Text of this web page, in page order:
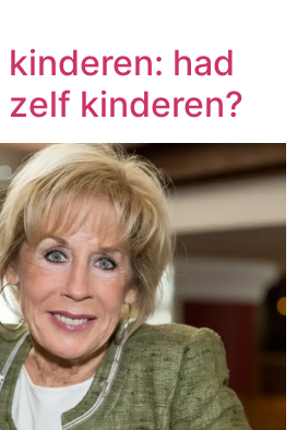
had
kinderen?